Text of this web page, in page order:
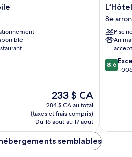
Le
prix
est
de
233 $ CA
233 $ CA
284 $ CA au total
(taxes et frais compris)
Du 16 août au 17 août
L’Hôtel
du
Paris
8e
8e
8.6
sur
8,6
1
semblables